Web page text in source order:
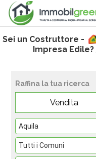
Sei un Costruttore -
Impresa Edile?
Raffina la tua ricerca
Vendita